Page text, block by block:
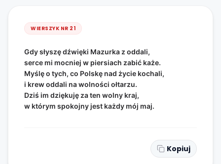
WIERSZYK NR 21
Gdy słyszę dźwięki Mazurka z oddali,
serce mi mocniej w piersiach zabić każe.
Myślę o tych, co Polskę nad życie kochali,
i krew oddali na wolności ołtarzu.
Dziś im dziękuję za ten wolny kraj,
w którym spokojny jest każdy mój maj.
Kopiuj